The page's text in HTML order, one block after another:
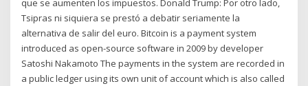
que se aumenten los impuestos. Donald Trump: Por otro lado,
Tsipras ni siquiera se prestó a debatir seriamente la
alternativa de salir del euro. Bitcoin is a payment system
introduced as open-source software in 2009 by developer
Satoshi Nakamoto The payments in the system are recorded in
a public ledger using its own unit of account which is also called